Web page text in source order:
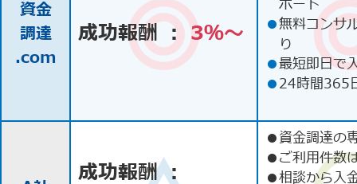
資金
調達
.com
成功報酬 ： 3％〜
ポート
●無料コンサ
り
●最短即日で
●24時間365
成功報酬 ：
●資金調達の
●ご利用件数
●相談から入